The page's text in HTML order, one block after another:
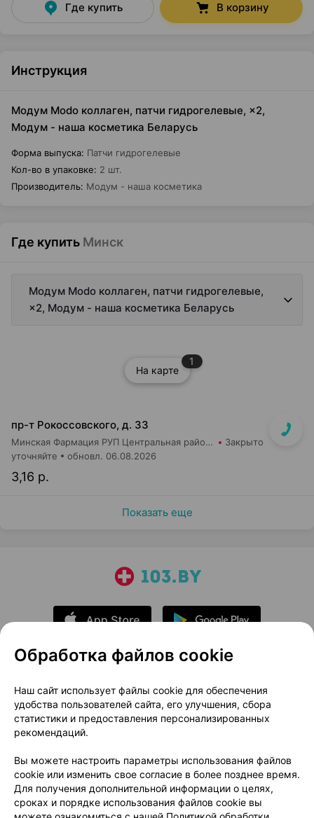
Где купить В корзину
Инструкция
Модум Modo коллаген, патчи гидрогелевые, ×2,
Модум - наша косметика Беларусь
Форма выпуска: Патчи гидрогелевые
Кол-во в упаковке: 2 шт.
Производитель: Модум - наша косметика
Где купить Минск
Модум Modo коллаген, патчи гидрогелевые,
×2, Модум - наша косметика Беларусь
На карте
1
пр-т Рокоссовского, д. 33
Минская Фармация РУП Центральная районная аптека №182 Закрыто
3,16 р.
уточняйте обновл. 06.08.2026
Показать еще
О проекте
Новости проекта
Размещение рекламы
Медицинский маркетинг
Публичный договор
Доставка
Способы оплаты
Вакансии
Партнеры
Написать руководителю 103.by
Написать в поддержку
Обработка файлов cookie
Наш сайт использует файлы cookie для обеспечения
удобства пользователей сайта, его улучшения, сбора
статистики и предоставления персонализированных
рекомендаций.
Вы можете настроить параметры использования файлов
cookie или изменить свое согласие в более позднее время.
Для получения дополнительной информации о целях,
сроках и порядке использования файлов cookie вы